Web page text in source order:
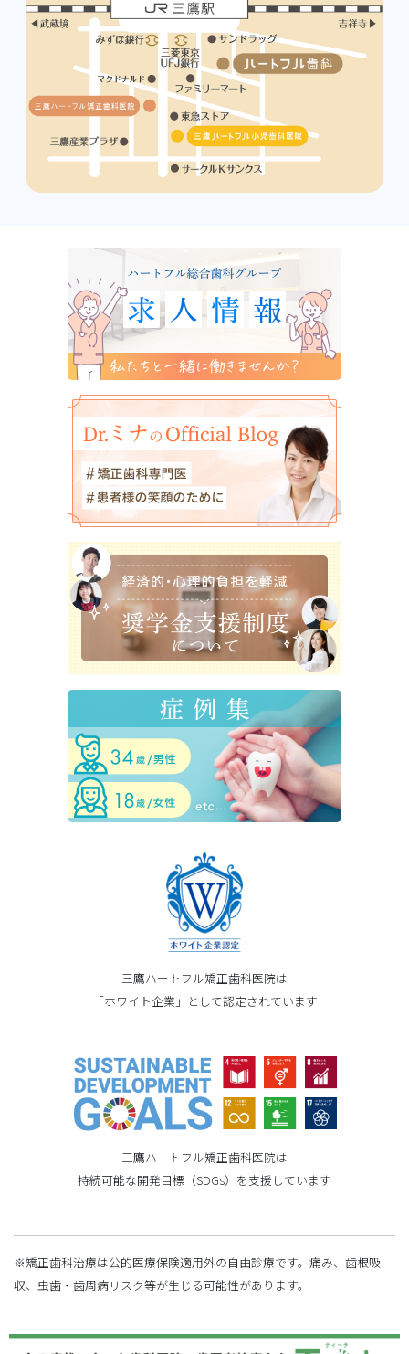
三鷹ハートフル矯正歯科医院は
「ホワイト企業」として認定されています
三鷹ハートフル矯正歯科医院は
持続可能な開発目標（SDGs）を支援しています
※矯正歯科治療は公的医療保険適用外の自由診療です。痛み、歯根吸
収、虫歯・歯周病リスク等が生じる可能性があります。